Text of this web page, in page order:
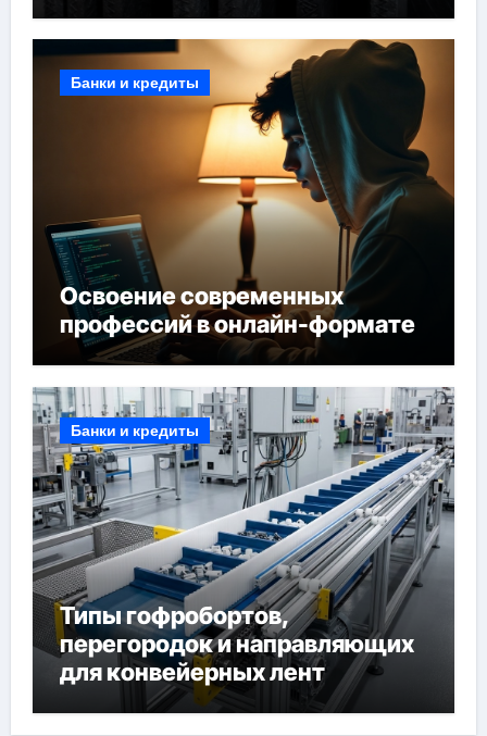
Банки и кредиты
Освоение современных
профессий в онлайн-формате
Банки и кредиты
Типы гофробортов,
перегородок и направляющих
для конвейерных лент